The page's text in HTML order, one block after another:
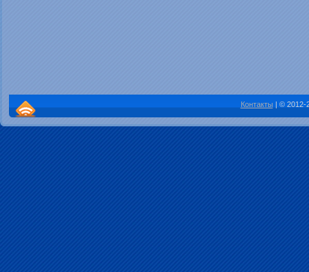
Контакты| © 2012-